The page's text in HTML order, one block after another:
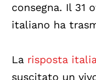
consegna. Il 31
italiano ha
La risposta
suscitato un